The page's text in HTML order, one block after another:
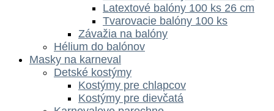
Latextové balóny 100 ks 26 cm
Tvarovacie balóny 100 ks
Závažia na balóny
Hélium do balónov
Masky na karneval
Detské kostýmy
Kostýmy pre chlapcov
Kostýmy pre dievčatá